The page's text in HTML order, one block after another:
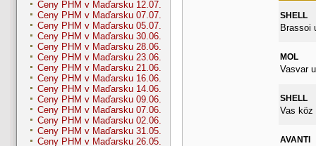
Ceny PHM v Maďarsku 12.07.
Ceny PHM v Maďarsku 07.07.
Ceny PHM v Maďarsku 05.07.
Ceny PHM v Maďarsku 30.06.
Ceny PHM v Maďarsku 28.06.
Ceny PHM v Maďarsku 23.06.
Ceny PHM v Maďarsku 21.06.
Ceny PHM v Maďarsku 16.06.
Ceny PHM v Maďarsku 14.06.
Ceny PHM v Maďarsku 09.06.
Ceny PHM v Maďarsku 07.06.
Ceny PHM v Maďarsku 02.06.
Ceny PHM v Maďarsku 31.05.
Ceny PHM v Maďarsku 26.05.
SHELL
Brassoi
MOL
Vasvar
SHELL
Vas köz
AVANTI